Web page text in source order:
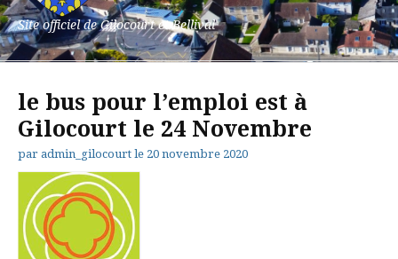
Site officiel de Gilocourt et Bellival
le bus pour l’emploi est à
Gilocourt le 24 Novembre
par admin_gilocourt le 20 novembre 2020